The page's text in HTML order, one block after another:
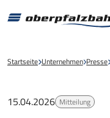
Startseite Unternehmen Presse
15.04.2026 Mitteilung